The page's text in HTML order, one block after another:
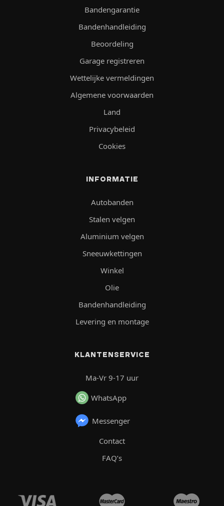
Bandengarantie
Bandenhandleiding
Beoordeling
Garage registreren
Wettelijke vermeldingen
Algemene voorwaarden
Land
Privacybeleid
Cookies
INFORMATIE
Autobanden
Stalen velgen
Aluminium velgen
Sneeuwkettingen
Winkel
Olie
Bandenhandleiding
Levering en montage
KLANTENSERVICE
Ma-Vr 9-17 uur
WhatsApp
Messenger
Contact
FAQ’s